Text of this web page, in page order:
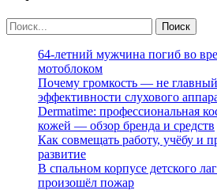
64-летний мужчина погиб во
мотоблоком
Почему громкость — не главный
эффективности слухового
Dermatime: профессиональная
кожей — обзор бренда и средств
Как совмещать работу, учёбу и
развитие
В спальном корпусе детского
произошёл пожар